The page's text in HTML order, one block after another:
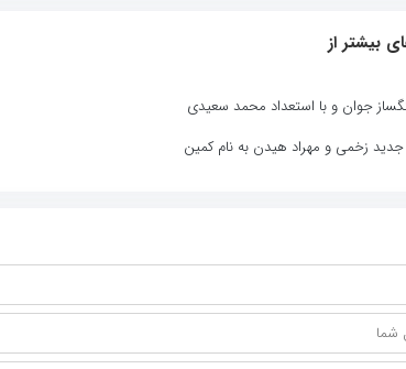
بیشتر از
جوان و با استعداد محمد سعیدی
جدید زخمی و مهراد هیدن به نام کمین